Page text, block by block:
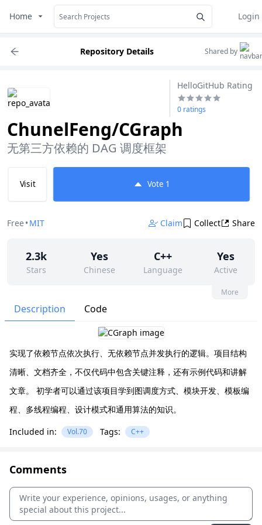
Home
Login
Repository Details Shared by
HelloGitHub Rating
0 ratings
ChunelFeng/CGraph
无第三方依赖的 DAG 调度框架
Visit Vote 1
Free• MIT Claim Collect Share
2.3k
Stars
Yes
Chinese
C++
Language
Yes
Active
Contributors Issues
None
MIT
License
More
Description Code
实现了依赖节点依次执行、无依赖节点并发执行的逻辑。项目结构
清晰、文档齐全，不仅代码中包含关键注释，还有示例代码和讲解
文章。 初学者可以通过该项目学到图调度方式、模块开发、模板编
程、多线程编程、设计模式和通用算法的知识。
Included in:
Vol.70 Tags: C++
Comments